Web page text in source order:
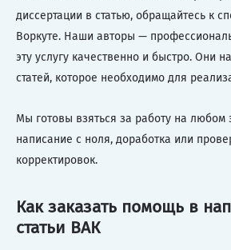
диссертации в статью, обращайтесь к
Воркуте. Наши авторы —
эту услугу качественно и быстро. Они
статей, которое необходимо для
Мы готовы взяться за работу на любом
написание с ноля, доработка или
корректировок.
Как заказать помощь в
статьи ВАК